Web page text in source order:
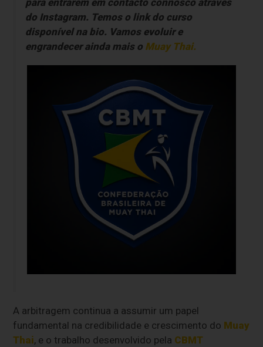
para entrarem em contacto connosco através
do Instagram. Temos o link do curso
disponível na bio. Vamos evoluir e
engrandecer ainda mais o Muay Thai.
A arbitragem continua a assumir um papel
fundamental na credibilidade e crescimento do Muay
Thai, e o trabalho desenvolvido pela CBMT